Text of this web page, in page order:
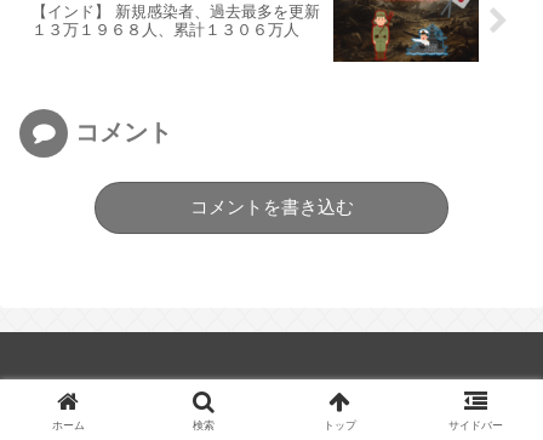
【インド】 新規感染者、過去最多を更新
１３万１９６８人、累計１３０６万人
コメント
コメントを書き込む
ホーム 検索 トップ サイドバー